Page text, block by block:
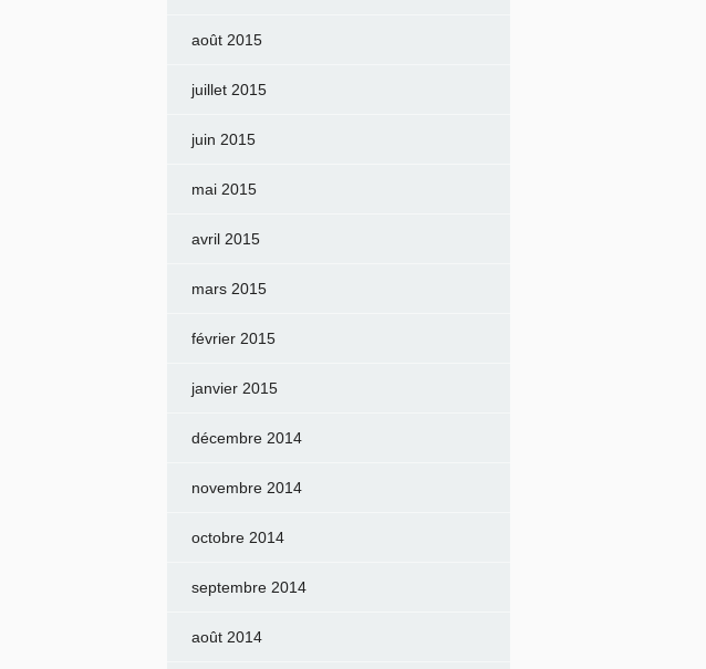
août 2015
juillet 2015
juin 2015
mai 2015
avril 2015
mars 2015
février 2015
janvier 2015
décembre 2014
novembre 2014
octobre 2014
septembre 2014
août 2014